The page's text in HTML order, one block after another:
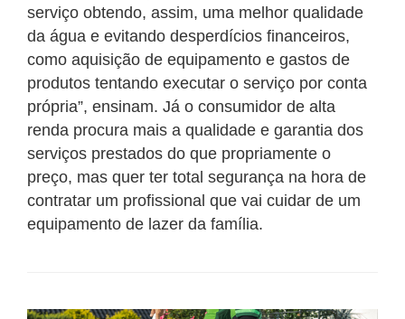
serviço obtendo, assim, uma melhor qualidade
da água e evitando desperdícios financeiros,
como aquisição de equipamento e gastos de
produtos tentando executar o serviço por conta
própria”, ensinam. Já o consumidor de alta
renda procura mais a qualidade e garantia dos
serviços prestados do que propriamente o
preço, mas quer ter total segurança na hora de
contratar um profissional que vai cuidar de um
equipamento de lazer da família.